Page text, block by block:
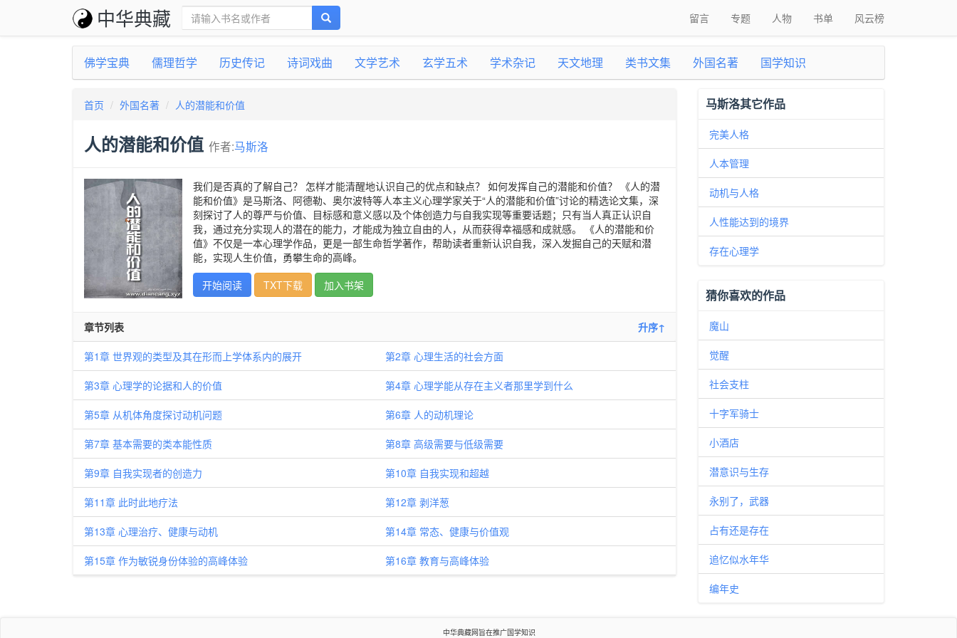
中华典藏 留言 专题 人物 书单 风云榜
佛学宝典 儒理哲学 历史传记 诗词戏曲 文学艺术 玄学五术 学术杂记 天文地理 类书文集 外国名著 国学知识
首页 外国名著 人的潜能和价值
人的潜能和价值 作者:马斯洛
我们是否真的了解自己？ 怎样才能清醒地认识自己的优点和缺点？ 如何发挥自己的潜能和价值？ 《人的潜
能和价值》是马斯洛、阿德勒、奥尔波特等人本主义心理学家关于“人的潜能和价值”讨论的精选论文集，深
刻探讨了人的尊严与价值、目标感和意义感以及个体创造力与自我实现等重要话题；只有当人真正认识自
我，通过充分实现人的潜在的能力，才能成为独立自由的人，从而获得幸福感和成就感。 《人的潜能和价
值》不仅是一本心理学作品，更是一部生命哲学著作，帮助读者重新认识自我，深入发掘自己的天赋和潜
能，实现人生价值，勇攀生命的高峰。
开始阅读
TXT下载 加入书架
章节列表 升序↑
第1章 世界观的类型及其在形而上学体系内的展开 第2章 心理生活的社会方面
第3章 心理学的论据和人的价值 第4章 心理学能从存在主义者那里学到什么
第5章 从机体角度探讨动机问题 第6章 人的动机理论
第7章 基本需要的类本能性质 第8章 高级需要与低级需要
第9章 自我实现者的创造力 第10章 自我实现和超越
第11章 此时此地疗法 第12章 剥洋葱
第13章 心理治疗、健康与动机 第14章 常态、健康与价值观
第15章 作为敏锐身份体验的高峰体验 第16章 教育与高峰体验
马斯洛其它作品
完美人格
人本管理
动机与人格
人性能达到的境界
存在心理学
猜你喜欢的作品
魔山
觉醒
社会支柱
十字军骑士
小酒店
潜意识与生存
永别了，武器
占有还是存在
追忆似水年华
编年史
中华典藏网旨在推广国学知识